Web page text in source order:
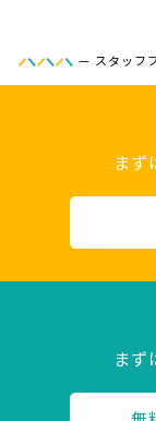
— スタッフ
まず
まず